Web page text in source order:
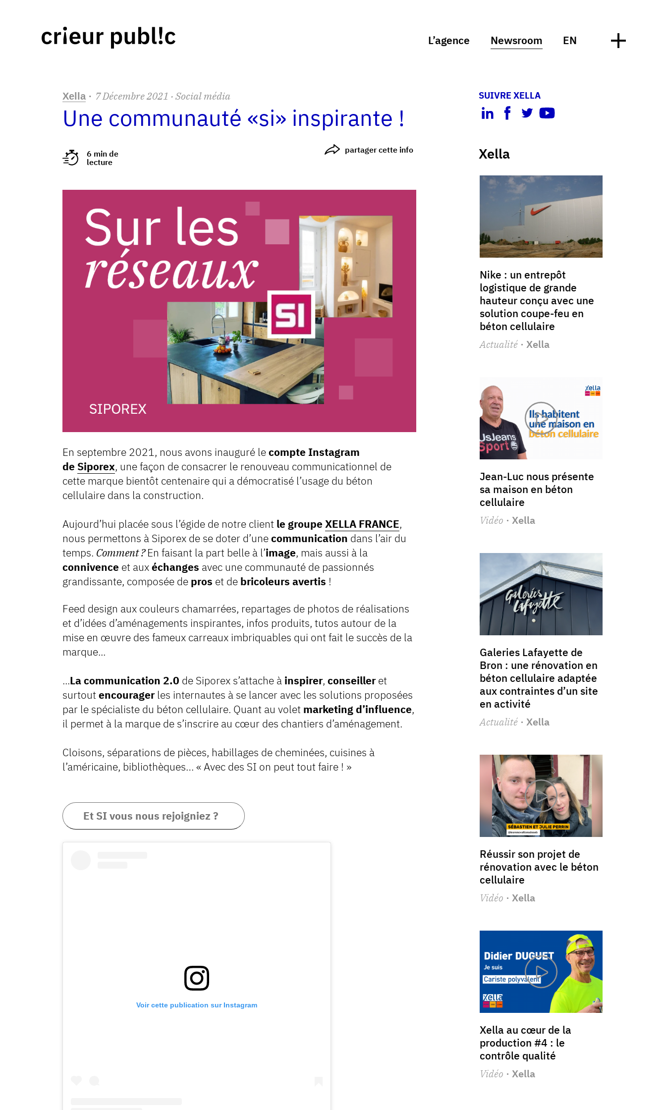
L’agence Newsroom EN
Xella · 7Décembre2021 · Social média
Une communauté «si» inspirante !
6 min de
lecture
partager cette info
En septembre 2021, nous avons inauguré lecompte Instagram
de Siporex, une façon de consacrer le renouveau communicationnel de
cette marque bientôt centenaire qui a démocratisé l’usage du béton
cellulaire dans la construction.
Aujourd’hui placée sous l’égide de notre client le groupe XELLA FRANCE,
nous permettons à Siporex de se doter d’unecommunication dans l’air du
temps. Comment ?En faisant la part belle à l’image, mais aussi à la
connivence et auxéchanges avec une communauté de passionnés
grandissante, composée de pros et de bricoleurs avertis !
Feed design aux couleurs chamarrées, repartages de photos de réalisations
et d’idées d’aménagements inspirantes, infos produits, tutos autour de la
mise en œuvre des fameux carreaux imbriquables qui ont fait le succès de la
marque...
...La communication 2.0 de Siporex s’attache à inspirer, conseiller et
surtoutencourager les internautes à se lancer avec les solutions proposées
par le spécialiste du béton cellulaire. Quant au volet marketing d’influence,
il permet à la marque de s’inscrire au cœur des chantiers d’aménagement.
Cloisons, séparations de pièces, habillages de cheminées, cuisines à
l’américaine, bibliothèques… « Avec des SI on peut tout faire ! »
Et SI vous nous rejoigniez ?
Voir cette publication sur Instagram
SUIVRE XELLA
Xella
Nike : un entrepôt
logistique de grande
hauteur conçu avec une
solution coupe-feu en
béton cellulaire
Actualité· Xella
Jean-Luc nous présente
sa maison en béton
cellulaire
Vidéo · Xella
Galeries Lafayette de
Bron : une rénovation en
béton cellulaire adaptée
aux contraintes d’un site
en activité
Actualité· Xella
Réussir son projet de
rénovation avec le béton
cellulaire
Vidéo · Xella
Xella au cœur de la
production #4 : le
contrôle qualité
Vidéo · Xella